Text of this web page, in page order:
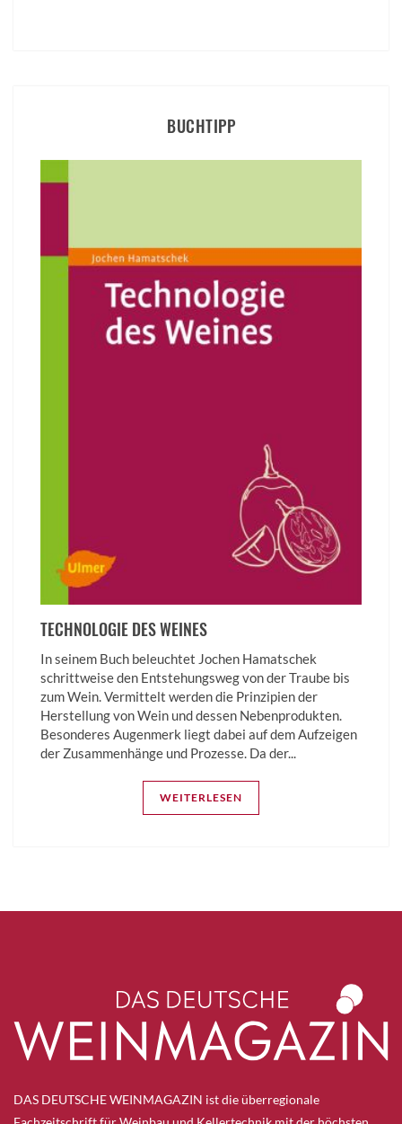
BUCHTIPP
TECHNOLOGIE DES WEINES
In seinem Buch beleuchtet Jochen Hamatschek
schrittweise den Entstehungsweg von der Traube bis
zum Wein. Vermittelt werden die Prinzipien der
Herstellung von Wein und dessen Nebenprodukten.
Besonderes Augenmerk liegt dabei auf dem Aufzeigen
der Zusammenhänge und Prozesse. Da der...
WEITERLESEN
DAS DEUTSCHE WEINMAGAZIN ist die überregionale